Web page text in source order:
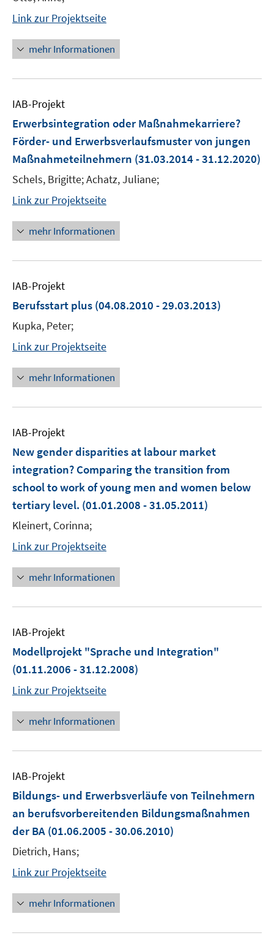
Link zur Projektseite
mehr Informationen
IAB-Projekt
Erwerbsintegration oder Maßnahmekarriere?
Förder- und Erwerbsverlaufsmuster von jungen
Maßnahmeteilnehmern (31.03.2014 - 31.12.2020)
Schels, Brigitte; Achatz, Juliane;
Link zur Projektseite
mehr Informationen
IAB-Projekt
Berufsstart plus (04.08.2010 - 29.03.2013)
Kupka, Peter;
Link zur Projektseite
mehr Informationen
IAB-Projekt
New gender disparities at labour market
integration? Comparing the transition from
school to work of young men and women below
tertiary level. (01.01.2008 - 31.05.2011)
Kleinert, Corinna;
Link zur Projektseite
mehr Informationen
IAB-Projekt
Modellprojekt "Sprache und Integration"
(01.11.2006 - 31.12.2008)
Link zur Projektseite
mehr Informationen
IAB-Projekt
Bildungs- und Erwerbsverläufe von Teilnehmern
an berufsvorbereitenden Bildungsmaßnahmen
der BA (01.06.2005 - 30.06.2010)
Dietrich, Hans;
Link zur Projektseite
mehr Informationen